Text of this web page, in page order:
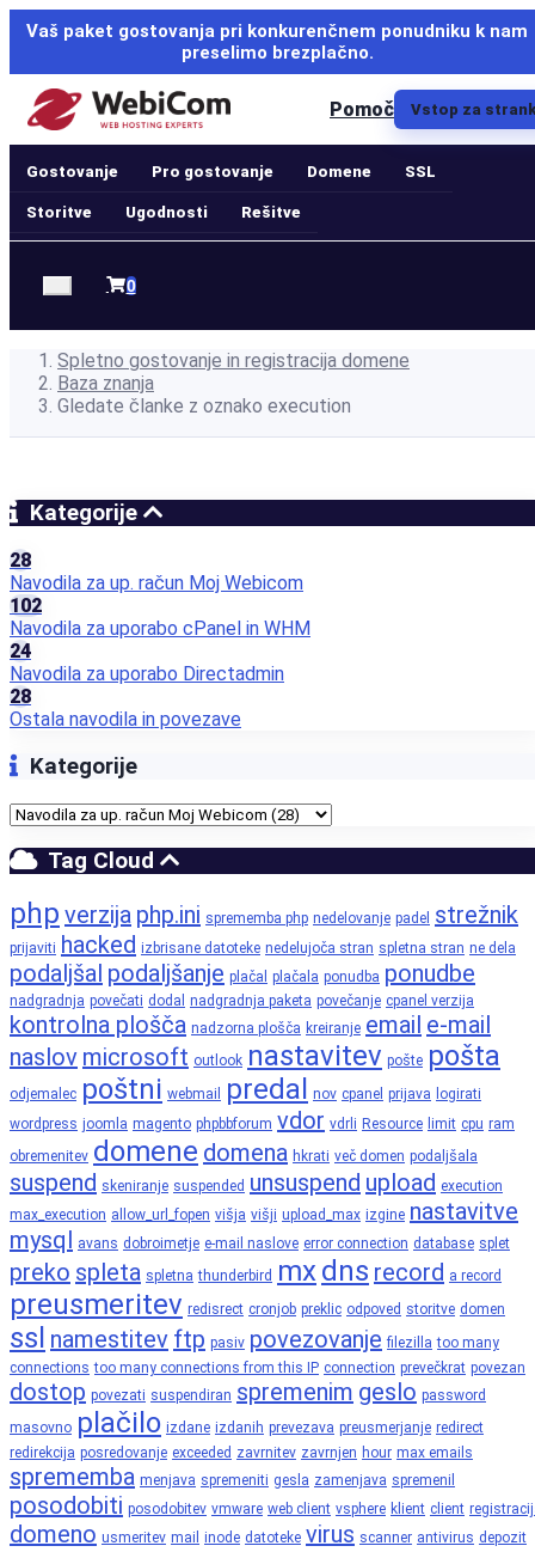
Vaš paket gostovanja pri konkurenčnem ponudniku k nam
preselimo brezplačno.
Pomoč Vstop za
Gostovanje Pro gostovanje Domene SSL
Storitve Ugodnosti Rešitve
0
Nakupovalna
Spletno gostovanje in registracija domene
Baza znanja
Gledate članke z oznako execution
Kategorije
28
Navodila za up. račun Moj Webicom
102
Navodila za uporabo cPanel in WHM
24
Navodila za uporabo Directadmin
28
Ostala navodila in povezave
Kategorije
Tag Cloud
php verzija php.ini sprememba php nedelovanje padel strežnik
prijaviti hacked izbrisane datoteke nedelujoča stran spletna stran ne dela
podaljšal podaljšanje plačal plačala ponudba ponudbe
nadgradnja povečati dodal nadgradnja paketa povečanje cpanel verzija
kontrolna plošča nadzorna plošča kreiranje email e-mail
naslov microsoft outlook nastavitev pošte pošta
odjemalec poštni webmail predal nov cpanel prijava
logirati
wordpress joomla magento phpbbforum vdor vdrli Resource limit cpu ram
obremenitev domene domena hkrati več domen podaljšala
suspend skeniranje suspended unsuspend upload execution
max_execution allow_url_fopen višja višji upload_max izgine nastavitve
mysql avans dobroimetje e-mail naslove error connection database splet
preko spleta spletna thunderbird mx dns record a record
preusmeritev redisrect cronjob preklic odpoved storitve domen
ssl namestitev ftp pasiv povezovanje filezilla too many
connections too many connections from this IP connection prevečkrat povezan
dostop povezati suspendiran spremenim geslo password
masovno plačilo izdane izdanih prevezava preusmerjanje redirect
redirekcija posredovanje exceeded zavrnitev zavrnjen hour max emails
sprememba menjava spremeniti gesla zamenjava spremenil
posodobiti posodobitev vmware web client vsphere klient client
domeno usmeritev mail inode datoteke virus scanner antivirus depozit